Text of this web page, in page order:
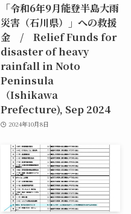
「令和6年9月能登半島大雨
災害（石川県）」への救援
金 / Relief Funds for
disaster of heavy
rainfall in Noto
Peninsula
（Ishikawa
Prefecture), Sep 2024
2024年10月8日